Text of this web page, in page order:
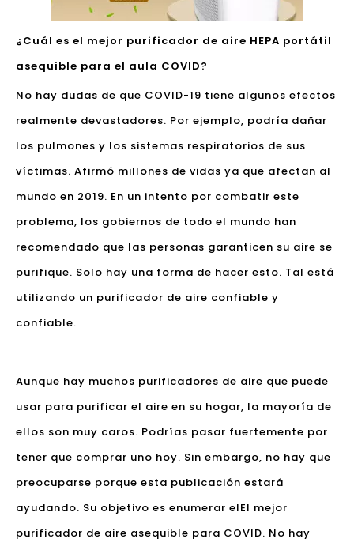
¿Cuál es el mejor purificador de aire HEPA portátil
asequible para el aula COVID?
No hay dudas de que COVID-19 tiene algunos efectos
realmente devastadores. Por ejemplo, podría dañar
los pulmones y los sistemas respiratorios de sus
víctimas. Afirmó millones de vidas ya que afectan al
mundo en 2019. En un intento por combatir este
problema, los gobiernos de todo el mundo han
recomendado que las personas garanticen su aire se
purifique. Solo hay una forma de hacer esto. Tal está
utilizando un purificador de aire confiable y
confiable.
Aunque hay muchos purificadores de aire que puede
usar para purificar el aire en su hogar, la mayoría de
ellos son muy caros. Podrías pasar fuertemente por
tener que comprar uno hoy. Sin embargo, no hay que
preocuparse porque esta publicación estará
ayudando. Su objetivo es enumerar elEl mejor
purificador de aire asequible para COVID. No hay